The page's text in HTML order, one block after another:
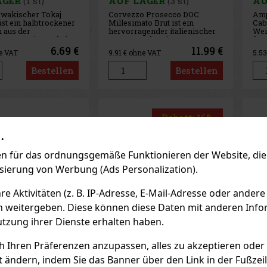
für das ordnungsgemäße Funktionieren der Website,
von Werbung (Ads Personalization).
(z. B. IP-Adresse, E-Mail-Adresse oder
weitergeben. Diese können diese Daten mit anderen
ihrer Dienste erhalten haben.
Ihren Präferenzen anzupassen, alles zu akzeptieren
indem Sie das Banner über den Link in der
Tokaj
ein halbtrockener
aus der
Region Tokaj,
der Welt. VÍNO
die
Qualität des
Weinbaus mit
VAT 6.69 €
Bestellen
Corvezzo Prosecco DOC
Millesimato Brut ist ein
hervorragender italienischer
Prosecco, der ein
anspruchsvolles
Trinkerlebnis bietet. Mit
seiner feinen und dauerhaften
Perlage, die seine Qualität
unterstreicht, ist er ideal für
9.91 € ohne VAT 11.99 €
Bestellen
5.53
DOC
Rabatt: 16%
Lahofer Sauvignon